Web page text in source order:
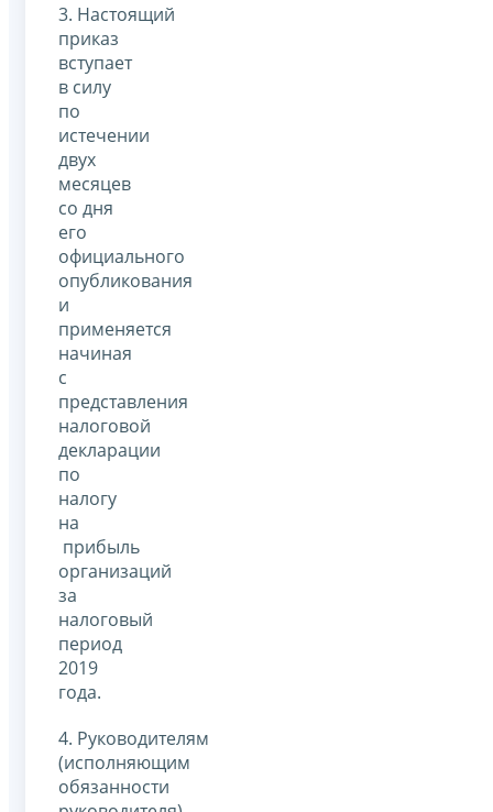
3. Настоящий
приказ
вступает
в силу
по
истечении
двух
месяцев
со дня
его
официального
опубликования
и
применяется
начиная
с
представления
налоговой
декларации
по
налогу
на
прибыль
организаций
за
налоговый
период
2019
года.
4. Руководителям
(исполняющим
обязанности